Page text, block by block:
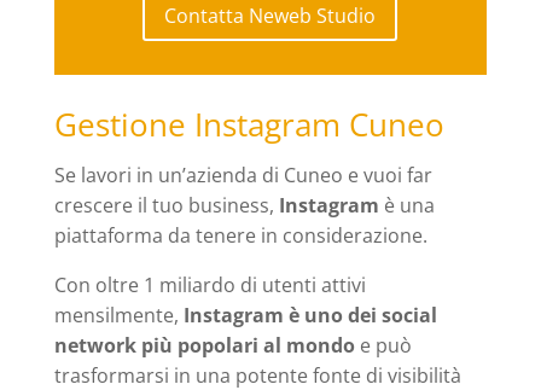
Contatta Neweb Studio
Gestione Instagram Cuneo
Se lavori in un’azienda di Cuneo e vuoi far
crescere il tuo business, Instagram è una
piattaforma da tenere in considerazione.
Con oltre 1 miliardo di utenti attivi
mensilmente, Instagram è uno dei social
network più popolari al mondoe può
trasformarsi in una potente fonte di visibilità